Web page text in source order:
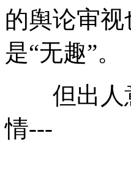
的舆论审
是“无趣”。
但出人意
情---